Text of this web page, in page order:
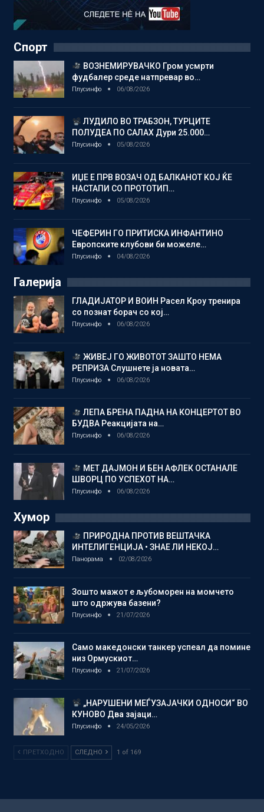
Спорт
ВОЗНЕМИРУВАЧКО Гром усмрти
фудбалер среде натпревар во…
Плусинфо 06/08/2026
ЛУДИЛО ВО ТРАБЗОН, ТУРЦИТЕ
ПОЛУДЕА ПО САЛАХ Дури 25.000…
Плусинфо 05/08/2026
ИЏЕ Е ПРВ ВОЗАЧ ОД БАЛКАНОТ КОЈ ЌЕ
НАСТАПИ СО ПРОТОТИП…
Плусинфо 05/08/2026
ЧЕФЕРИН ГО ПРИТИСКА ИНФАНТИНО
Европските клубови би можеле…
Плусинфо 04/08/2026
Галерија
ГЛАДИЈАТОР И ВОИН Расел Кроу тренира
со познат борач со кој…
Плусинфо 06/08/2026
ЖИВЕЈ ГО ЖИВОТОТ ЗАШТО НЕМА
РЕПРИЗА Слушнете ја новата…
Плусинфо 06/08/2026
ЛЕПА БРЕНА ПАДНА НА КОНЦЕРТОТ ВО
БУДВА Реакцијата на…
Плусинфо 06/08/2026
МЕТ ДАЈМОН И БЕН АФЛЕК ОСТАНАЛЕ
ШВОРЦ ПО УСПЕХОТ НА…
Плусинфо 06/08/2026
Хумор
ПРИРОДНА ПРОТИВ ВЕШТАЧКА
ИНТЕЛИГЕНЦИЈА • ЗНАЕ ЛИ НЕКОЈ…
Панорама 02/08/2026
Зошто мажот е љубоморен на момчето
што одржува базени?
Плусинфо 21/07/2026
Само македонски танкер успеал да помине
низ Ормускиот…
Плусинфо 21/07/2026
„НАРУШЕНИ МЕЃУЗАЈАЧКИ ОДНОСИ“ ВО
КУНОВО Два зајаци…
Плусинфо 24/05/2026
ПРЕТХОДНО СЛЕДНО 1 of 169